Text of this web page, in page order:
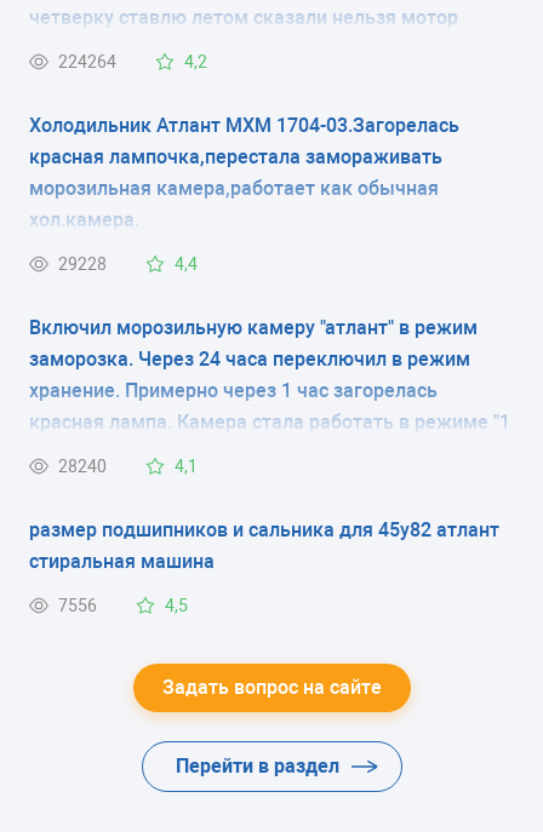
КОЛИЧЕСТВО КАМЕР
2
РАЗМЕРЫ (ШXГXВ)
60x64x205 см
КОЛИЧЕСТВО КОМПРЕССОРОВ
2
РАЗМОРАЖИВАНИЕ МОРОЗИЛЬНОЙ КАМЕРЫ
ручное
РАЗМОРАЖИВАНИЕ ХОЛОДИЛЬНОЙ КАМЕРЫ
капельная система
ЭНЕРГОПОТРЕБЛЕНИЕ
R600a (изобутан)
четверку ставлю летом сказали нельзя мотор
испортится
224264 4,2
Холодильник Атлант МХМ 1704-03.Загорелась
красная лампочка,перестала замораживать
морозильная камера,работает как обычная
хол.камера.
29228 4,4
Включил морозильную камеру "атлант" в режим
заморозка. Через 24 часа переключил в режим
хранение. Примерно через 1 час загорелась
красная лампа. Камера стала работать в режиме "1
минуту работает, 5 минут нет" и так постоянно, при
28240 4,1
размер подшипников и сальника для 45у82 атлант
стиральная машина
7556 4,5
Задать вопрос на сайте
Перейти в раздел